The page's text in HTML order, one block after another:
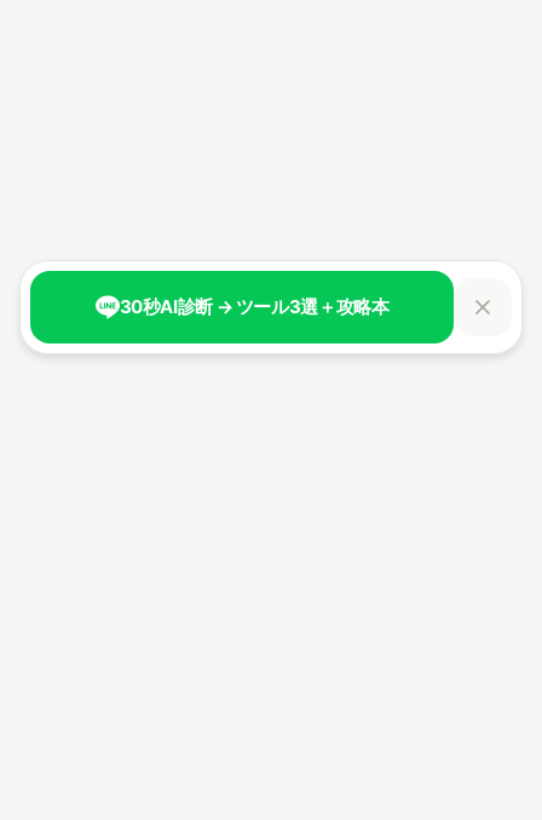
30秒AI診断 → ツール3選＋攻略本